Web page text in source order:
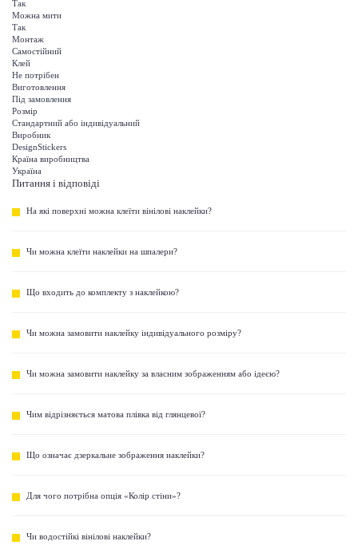
Так
Можна мити
Так
Монтаж
Самостійний
Клей
Не потрібен
Виготовлення
Під замовлення
Розмір
Стандартний або індивідуальний
Виробник
DesignStickers
Країна виробництва
Україна
Питання і відповіді
На які поверхні можна клеїти вінілові наклейки?
Чи можна клеїти наклейки на шпалери?
Що входить до комплекту з наклейкою?
Чи можна замовити наклейку індивідуального розміру?
Чи можна замовити наклейку за власним зображенням або ідеєю?
Чим відрізняється матова плівка від глянцевої?
Що означає дзеркальне зображення наклейки?
Для чого потрібна опція «Колір стіни»?
Чи водостійкі вінілові наклейки?